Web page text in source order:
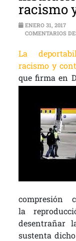
racismo
ENERO 31, 2017
COMENTARIOS
La
racismo y
que firma en
la
desentrañar
sustenta